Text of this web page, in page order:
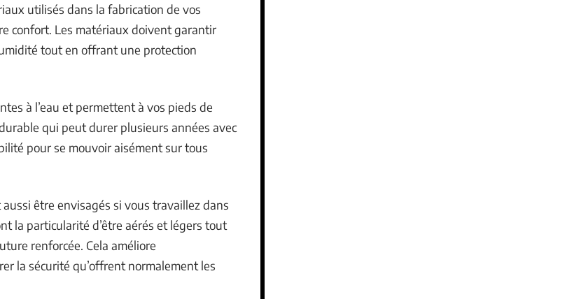
utilisés dans la fabrication de vos
confort. Les matériaux doivent garantir
tout en offrant une protection
à l’eau et permettent à vos pieds de
qui peut durer plusieurs années avec
pour se mouvoir aisément sur tous
être envisagés si vous travaillez dans
la particularité d’être aérés et légers tout
renforcée. Cela améliore
la sécurité qu’offrent normalement les